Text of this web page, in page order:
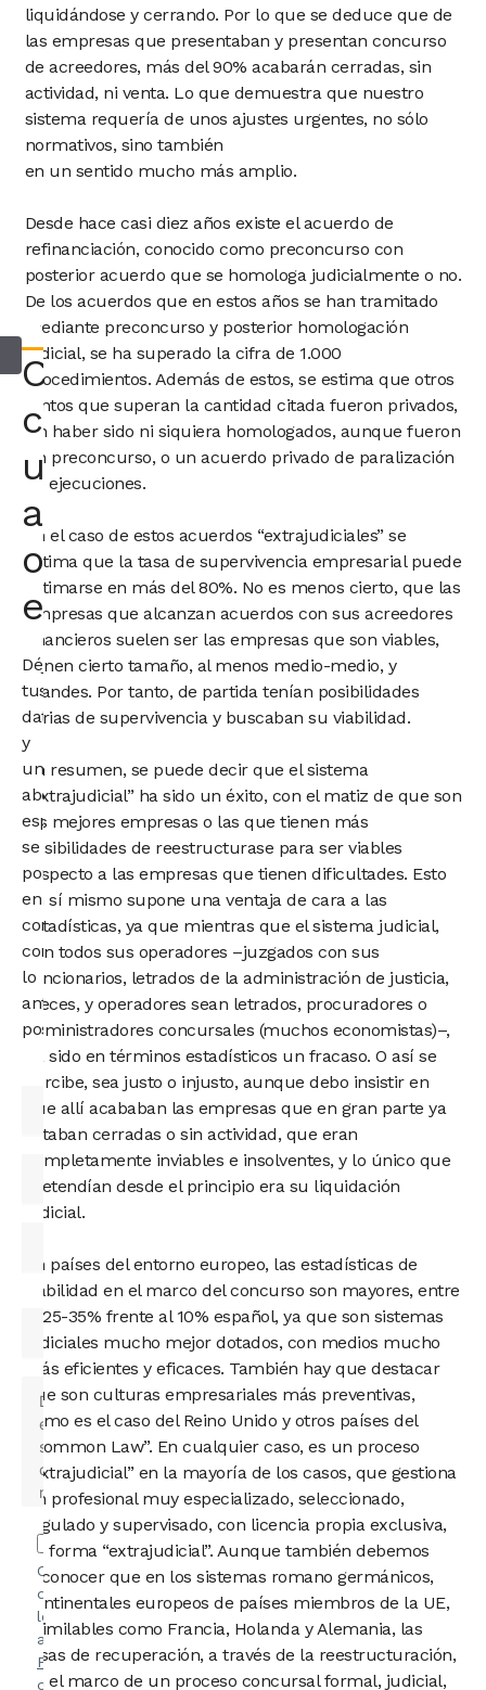
liquidándose y cerrando. Por lo que se deduce que de
las empresas que presentaban y presentan concurso
de acreedores, más del 90% acabarán cerradas, sin
actividad, ni venta. Lo que demuestra que nuestro
sistema requería de unos ajustes urgentes, no sólo
normativos, sino también
en un sentido mucho más amplio.
Desde hace casi diez años existe el acuerdo de
refinanciación, conocido como preconcurso con
posterior acuerdo que se homologa judicialmente o no.
De los acuerdos que en estos años se han tramitado
mediante preconcurso y posterior homologación
judicial, se ha superado la cifra de 1.000
procedimientos. Además de estos, se estima que otros
tantos que superan la cantidad citada fueron privados,
sin haber sido ni siquiera homologados, aunque fueron
un preconcurso, o un acuerdo privado de paralización
de ejecuciones.
En el caso de estos acuerdos “extrajudiciales” se
estima que la tasa de supervivencia empresarial puede
estimarse en más del 80%. No es menos cierto, que las
empresas que alcanzan acuerdos con sus acreedores
financieros suelen ser las empresas que son viables,
tienen cierto tamaño, al menos medio-medio, y
grandes. Por tanto, de partida tenían posibilidades
serias de supervivencia y buscaban su viabilidad.
En resumen, se puede decir que el sistema
“extrajudicial” ha sido un éxito, con el matiz de que son
las mejores empresas o las que tienen más
posibilidades de reestructurase para ser viables
respecto a las empresas que tienen dificultades. Esto
en sí mismo supone una ventaja de cara a las
estadísticas, ya que mientras que el sistema judicial,
con todos sus operadores –juzgados con sus
funcionarios, letrados de la administración de justicia,
jueces, y operadores sean letrados, procuradores o
administradores concursales (muchos economistas)–,
ha sido en términos estadísticos un fracaso. O así se
percibe, sea justo o injusto, aunque debo insistir en
que allí acababan las empresas que en gran parte ya
estaban cerradas o sin actividad, que eran
completamente inviables e insolventes, y lo único que
pretendían desde el principio era su liquidación
judicial.
En países del entorno europeo, las estadísticas de
viabilidad en el marco del concurso son mayores, entre
el 25-35% frente al 10% español, ya que son sistemas
judiciales mucho mejor dotados, con medios mucho
más eficientes y eficaces. También hay que destacar
que son culturas empresariales más preventivas,
como es el caso del Reino Unido y otros países del
“Common Law”. En cualquier caso, es un proceso
“extrajudicial” en la mayoría de los casos, que gestiona
un profesional muy especializado, seleccionado,
regulado y supervisado, con licencia propia exclusiva,
de forma “extrajudicial”. Aunque también debemos
reconocer que en los sistemas romano germánicos,
continentales europeos de países miembros de la UE,
asimilables como Francia, Holanda y Alemania, las
tasas de recuperación, a través de la reestructuración,
en el marco de un proceso concursal formal, judicial,
Consultar
con
un
abogado
o
economista
Déjanos
tus
datos
y
un
abogado
especialista
se
pondrá
en
contacto
contigo
lo
antes
posible.
Confirmo
que he
leído y
acepto la
Política
de